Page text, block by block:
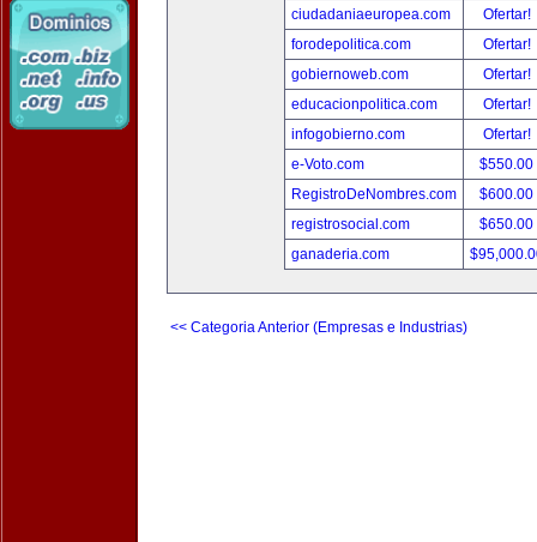
ciudadaniaeuropea.com
Ofertar!
forodepolitica.com
Ofertar!
gobiernoweb.com
Ofertar!
educacionpolitica.com
Ofertar!
infogobierno.com
Ofertar!
e-Voto.com
$550.00
RegistroDeNombres.com
$600.00
registrosocial.com
$650.00
ganaderia.com
<< Categoria Anterior (Empresas e Industrias)